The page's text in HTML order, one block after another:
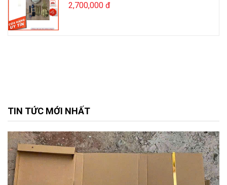
2,700,000 đ
TIN TỨC MỚI NHẤT